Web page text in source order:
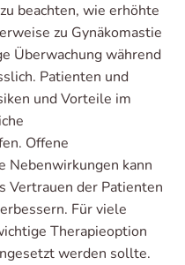
beachten, wie erhöhte
zu Gynäkomastie
Überwachung während
Patienten und
und Vorteile im
Offene
Nebenwirkungen kann
Vertrauen der Patienten
Für viele
Therapieoption
werden sollte.